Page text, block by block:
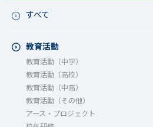
すべて
教育活動
教育活動（中学）
教育活動（高校）
教育活動（中高）
教育活動（その他）
アース・プロジェクト